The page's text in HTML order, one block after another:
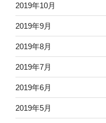
2019年10月
2019年9月
2019年8月
2019年7月
2019年6月
2019年5月